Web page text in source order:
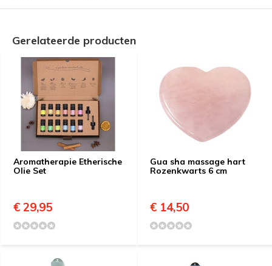
Gerelateerde producten
Aromatherapie Etherische
Olie Set
€ 29,95
Gua sha massage hart
Rozenkwarts 6 cm
€ 14,50